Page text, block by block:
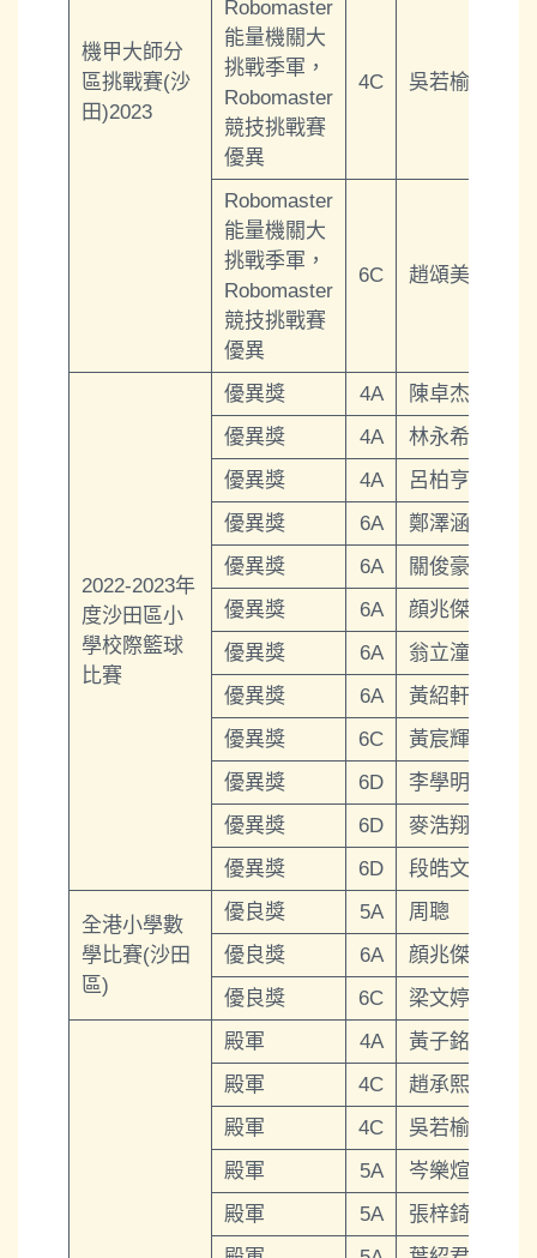
機甲大師分
區挑戰賽(沙
田)2023
Robomaster
能量機關大
挑戰季軍，
Robomaster
競技挑戰賽
優異
4C 吳若榆
Robomaster
能量機關大
挑戰季軍，
Robomaster
競技挑戰賽
優異
6C 趙頌美
2022-2023年
度沙田區小
學校際籃球
比賽
優異獎 4A
陳卓杰
優異獎
4A
林永希
優異獎
4A
呂柏亨
優異獎
6A
鄭澤涵
優異獎
6A
關俊豪
優異獎
6A
顔兆傑
優異獎
6A
翁立潼
優異獎
6A
黃紹軒
優異獎
6C
黃宸輝
優異獎
6D
李學明
優異獎
6D
麥浩翔
優異獎
6D 段皓文
全港小學數
學比賽(沙田
區)
優良獎 5A
周聰
優良獎
6A
顔兆傑
優良獎
6C
梁文婷
殿軍
4A
黃子銘
殿軍
4C
趙承熙
殿軍
4C
吳若榆
殿軍
5A
岑樂煊
殿軍
5A
張梓錡